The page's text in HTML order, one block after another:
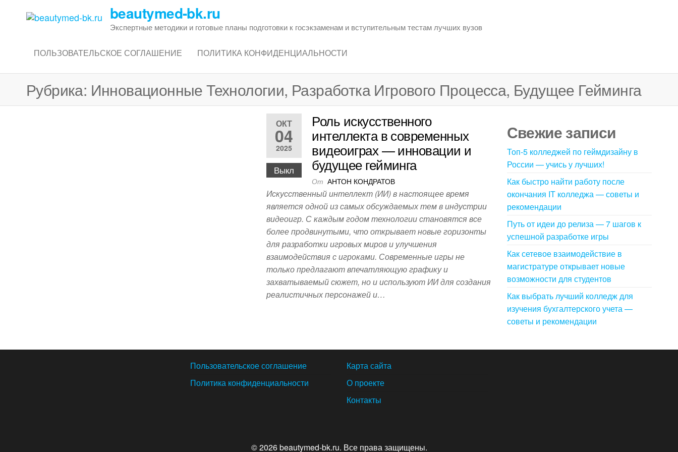
beautymed-bk.ru
Экспертные методики и готовые планы подготовки к госэкзаменам и вступительным тестам лучших вузов
ПОЛЬЗОВАТЕЛЬСКОЕ СОГЛАШЕНИЕ ПОЛИТИКА КОНФИДЕНЦИАЛЬНОСТИ
Рубрика: Инновационные Технологии, Разработка Игрового Процесса, Будущее Гейминга
ОКТ
04
2025
Выкл
Роль искусственного
интеллекта в современных
видеоиграх — инновации и
будущее гейминга
От АНТОН КОНДРАТОВ
Искусственный интеллект (ИИ) в настоящее время
является одной из самых обсуждаемых тем в индустрии
видеоигр. С каждым годом технологии становятся все
более продвинутыми, что открывает новые горизонты
для разработки игровых миров и улучшения
взаимодействия с игроками. Современные игры не
только предлагают впечатляющую графику и
захватываемый сюжет, но и используют ИИ для создания
реалистичных персонажей и…
Свежие записи
Топ-5 колледжей по геймдизайну в
России — учись у лучших!
Как быстро найти работу после
окончания IT колледжа — советы и
рекомендации
Путь от идеи до релиза — 7 шагов к
успешной разработке игры
Как сетевое взаимодействие в
магистратуре открывает новые
возможности для студентов
Как выбрать лучший колледж для
изучения бухгалтерского учета —
советы и рекомендации
Пользовательское соглашение
Политика конфиденциальности
Карта сайта
О проекте
Контакты
© 2026 beautymed-bk.ru. Все права защищены.